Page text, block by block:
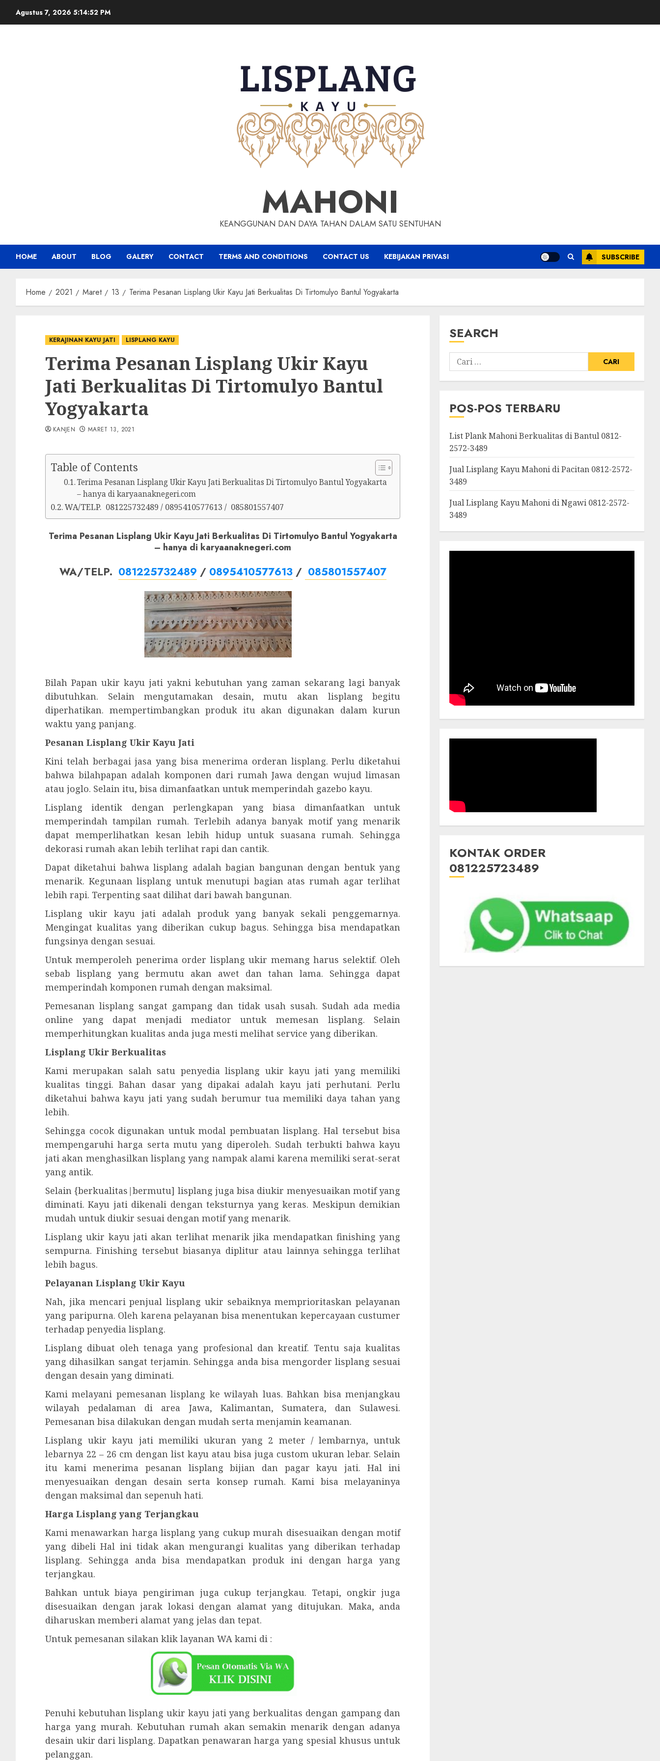
Agustus 7, 2026 5:14:52 PM
MAHONI
KEANGGUNAN DAN DAYA TAHAN DALAM SATU SENTUHAN
HOME ABOUT BLOG GALERY CONTACT TERMS AND CONDITIONS CONTACT US KEBIJAKAN PRIVASI SUBSCRIBE
Home 2021 Maret 13 Terima Pesanan Lisplang Ukir Kayu Jati Berkualitas Di Tirtomulyo Bantul Yogyakarta
KERAJINAN KAYU JATI LISPLANG KAYU
Terima Pesanan Lisplang Ukir Kayu
Jati Berkualitas Di Tirtomulyo Bantul
Yogyakarta
KANJEN MARET 13, 2021
Table of Contents
Terima Pesanan Lisplang Ukir Kayu Jati Berkualitas Di Tirtomulyo Bantul Yogyakarta
– hanya di karyaanaknegeri.com
WA/TELP. 081225732489 / 0895410577613 / 085801557407
Terima Pesanan Lisplang Ukir Kayu Jati Berkualitas Di Tirtomulyo Bantul Yogyakarta
– hanya di karyaanaknegeri.com
WA/TELP. 081225732489 / 0895410577613/ 085801557407
Bilah Papan ukir kayu jati yakni kebutuhan yang zaman sekarang lagi banyak
dibutuhkan. Selain mengutamakan desain, mutu akan lisplang begitu
diperhatikan. mempertimbangkan produk itu akan digunakan dalam kurun
waktu yang panjang.
Pesanan Lisplang Ukir Kayu Jati
Kini telah berbagai jasa yang bisa menerima orderan lisplang. Perlu diketahui
bahwa bilahpapan adalah komponen dari rumah Jawa dengan wujud limasan
atau joglo. Selain itu, bisa dimanfaatkan untuk memperindah gazebo kayu.
Lisplang identik dengan perlengkapan yang biasa dimanfaatkan untuk
memperindah tampilan rumah. Terlebih adanya banyak motif yang menarik
dapat memperlihatkan kesan lebih hidup untuk suasana rumah. Sehingga
dekorasi rumah akan lebih terlihat rapi dan cantik.
Dapat diketahui bahwa lisplang adalah bagian bangunan dengan bentuk yang
menarik. Kegunaan lisplang untuk menutupi bagian atas rumah agar terlihat
lebih rapi. Terpenting saat dilihat dari bawah bangunan.
Lisplang ukir kayu jati adalah produk yang banyak sekali penggemarnya.
Mengingat kualitas yang diberikan cukup bagus. Sehingga bisa mendapatkan
fungsinya dengan sesuai.
Untuk memperoleh penerima order lisplang ukir memang harus selektif. Oleh
sebab lisplang yang bermutu akan awet dan tahan lama. Sehingga dapat
memperindah komponen rumah dengan maksimal.
Pemesanan lisplang sangat gampang dan tidak usah susah. Sudah ada media
online yang dapat menjadi mediator untuk memesan lisplang. Selain
memperhitungkan kualitas anda juga mesti melihat service yang diberikan.
Lisplang Ukir Berkualitas
Kami merupakan salah satu penyedia lisplang ukir kayu jati yang memiliki
kualitas tinggi. Bahan dasar yang dipakai adalah kayu jati perhutani. Perlu
diketahui bahwa kayu jati yang sudah berumur tua memiliki daya tahan yang
lebih.
Sehingga cocok digunakan untuk modal pembuatan lisplang. Hal tersebut bisa
mempengaruhi harga serta mutu yang diperoleh. Sudah terbukti bahwa kayu
jati akan menghasilkan lisplang yang nampak alami karena memiliki serat-serat
yang antik.
Selain {berkualitas|bermutu] lisplang juga bisa diukir menyesuaikan motif yang
diminati. Kayu jati dikenali dengan teksturnya yang keras. Meskipun demikian
mudah untuk diukir sesuai dengan motif yang menarik.
Lisplang ukir kayu jati akan terlihat menarik jika mendapatkan finishing yang
sempurna. Finishing tersebut biasanya diplitur atau lainnya sehingga terlihat
lebih bagus.
Pelayanan Lisplang Ukir Kayu
Nah, jika mencari penjual lisplang ukir sebaiknya memprioritaskan pelayanan
yang paripurna. Oleh karena pelayanan bisa menentukan kepercayaan custumer
terhadap penyedia lisplang.
Lisplang dibuat oleh tenaga yang profesional dan kreatif. Tentu saja kualitas
yang dihasilkan sangat terjamin. Sehingga anda bisa mengorder lisplang sesuai
dengan desain yang diminati.
Kami melayani pemesanan lisplang ke wilayah luas. Bahkan bisa menjangkau
wilayah pedalaman di area Jawa, Kalimantan, Sumatera, dan Sulawesi.
Pemesanan bisa dilakukan dengan mudah serta menjamin keamanan.
Lisplang ukir kayu jati memiliki ukuran yang 2 meter / lembarnya, untuk
lebarnya 22 – 26 cm dengan list kayu atau bisa juga custom ukuran lebar. Selain
itu kami menerima pesanan lisplang bijian dan pagar kayu jati. Hal ini
menyesuaikan dengan desain serta konsep rumah. Kami bisa melayaninya
dengan maksimal dan sepenuh hati.
Harga Lisplang yang Terjangkau
Kami menawarkan harga lisplang yang cukup murah disesuaikan dengan motif
yang dibeli Hal ini tidak akan mengurangi kualitas yang diberikan terhadap
lisplang. Sehingga anda bisa mendapatkan produk ini dengan harga yang
terjangkau.
Bahkan untuk biaya pengiriman juga cukup terjangkau. Tetapi, ongkir juga
disesuaikan dengan jarak lokasi dengan alamat yang ditujukan. Maka, anda
diharuskan memberi alamat yang jelas dan tepat.
Untuk pemesanan silakan klik layanan WA kami di :
Penuhi kebutuhan lisplang ukir kayu jati yang berkualitas dengan gampang dan
harga yang murah. Kebutuhan rumah akan semakin menarik dengan adanya
desain ukir dari lisplang. Dapatkan penawaran harga yang spesial khusus untuk
pelanggan.
SEARCH
POS-POS TERBARU
List Plank Mahoni Berkualitas di Bantul 0812-
2572-3489
Jual Lisplang Kayu Mahoni di Pacitan 0812-2572-
3489
Jual Lisplang Kayu Mahoni di Ngawi 0812-2572-
3489
KONTAK ORDER
081225723489